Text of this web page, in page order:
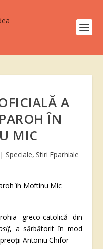
A
ÎN
MIC
| Speciale, Stiri Eparhiale
greco-catolică din
, a sărbătorit în mod
Antoniu Chifor.